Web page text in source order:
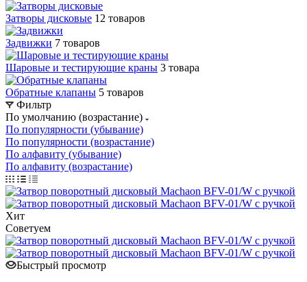
Затворы дисковые 12 товаров
Задвижки 7 товаров
Шаровые и тестирующие краны 3 товара
Обратные клапаны 5 товаров
Фильтр
По умолчанию (возрастание)
По популярности (убывание)
По популярности (возрастание)
По алфавиту (убывание)
По алфавиту (возрастание)
Хит
Советуем
Быстрый просмотр